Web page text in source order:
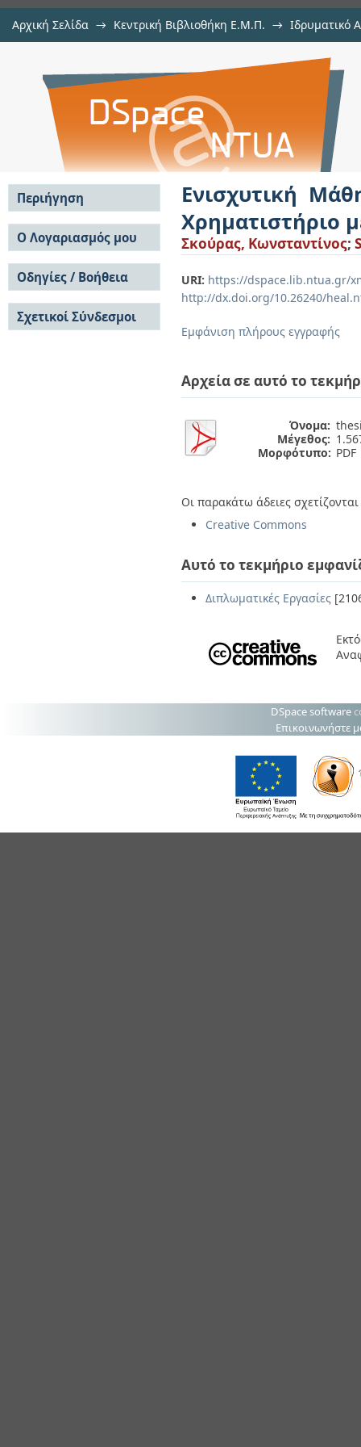
Αρχική Σελίδα → Κεντρική Βιβλιοθήκη Ε.Μ.Π. → Ιδρυματικό
Ενισχυτική Μάθηση και
την Τεχνική του Q-Learning
Ενισχυτική
Χρηματιστήριο
Σκούρας, Κωνσταντίνος;
URI: https://dspace.lib.ntua.gr/
http://dx.doi.org/10.26240/
Εμφάνιση πλήρους εγγραφής
Αρχεία σε αυτό το
Όνομα:
Μέγεθος:
Μορφότυπο: PDF
Οι παρακάτω άδειες
Creative Commons
Αυτό το τεκμήριο
Διπλωματικές Εργασίες
Περιήγηση
Σε όλο το DSpace
Κοινότητες & Συλλογές
Ανά Ημερομηνία
Έκδοσης
Συγγραφείς
Τίτλοι
Θέματα
Ο Λογαριασμός μου
Σύνδεση
Εγγραφή
Οδηγίες / Βοήθεια
Οδηγίες Υποβολής
Οδηγίες Χρήσης ΙΑ
Συχνές Ερωτήσεις
Σχετικοί Σύνδεσμοι
DSpace software
Επικοινωνήστε